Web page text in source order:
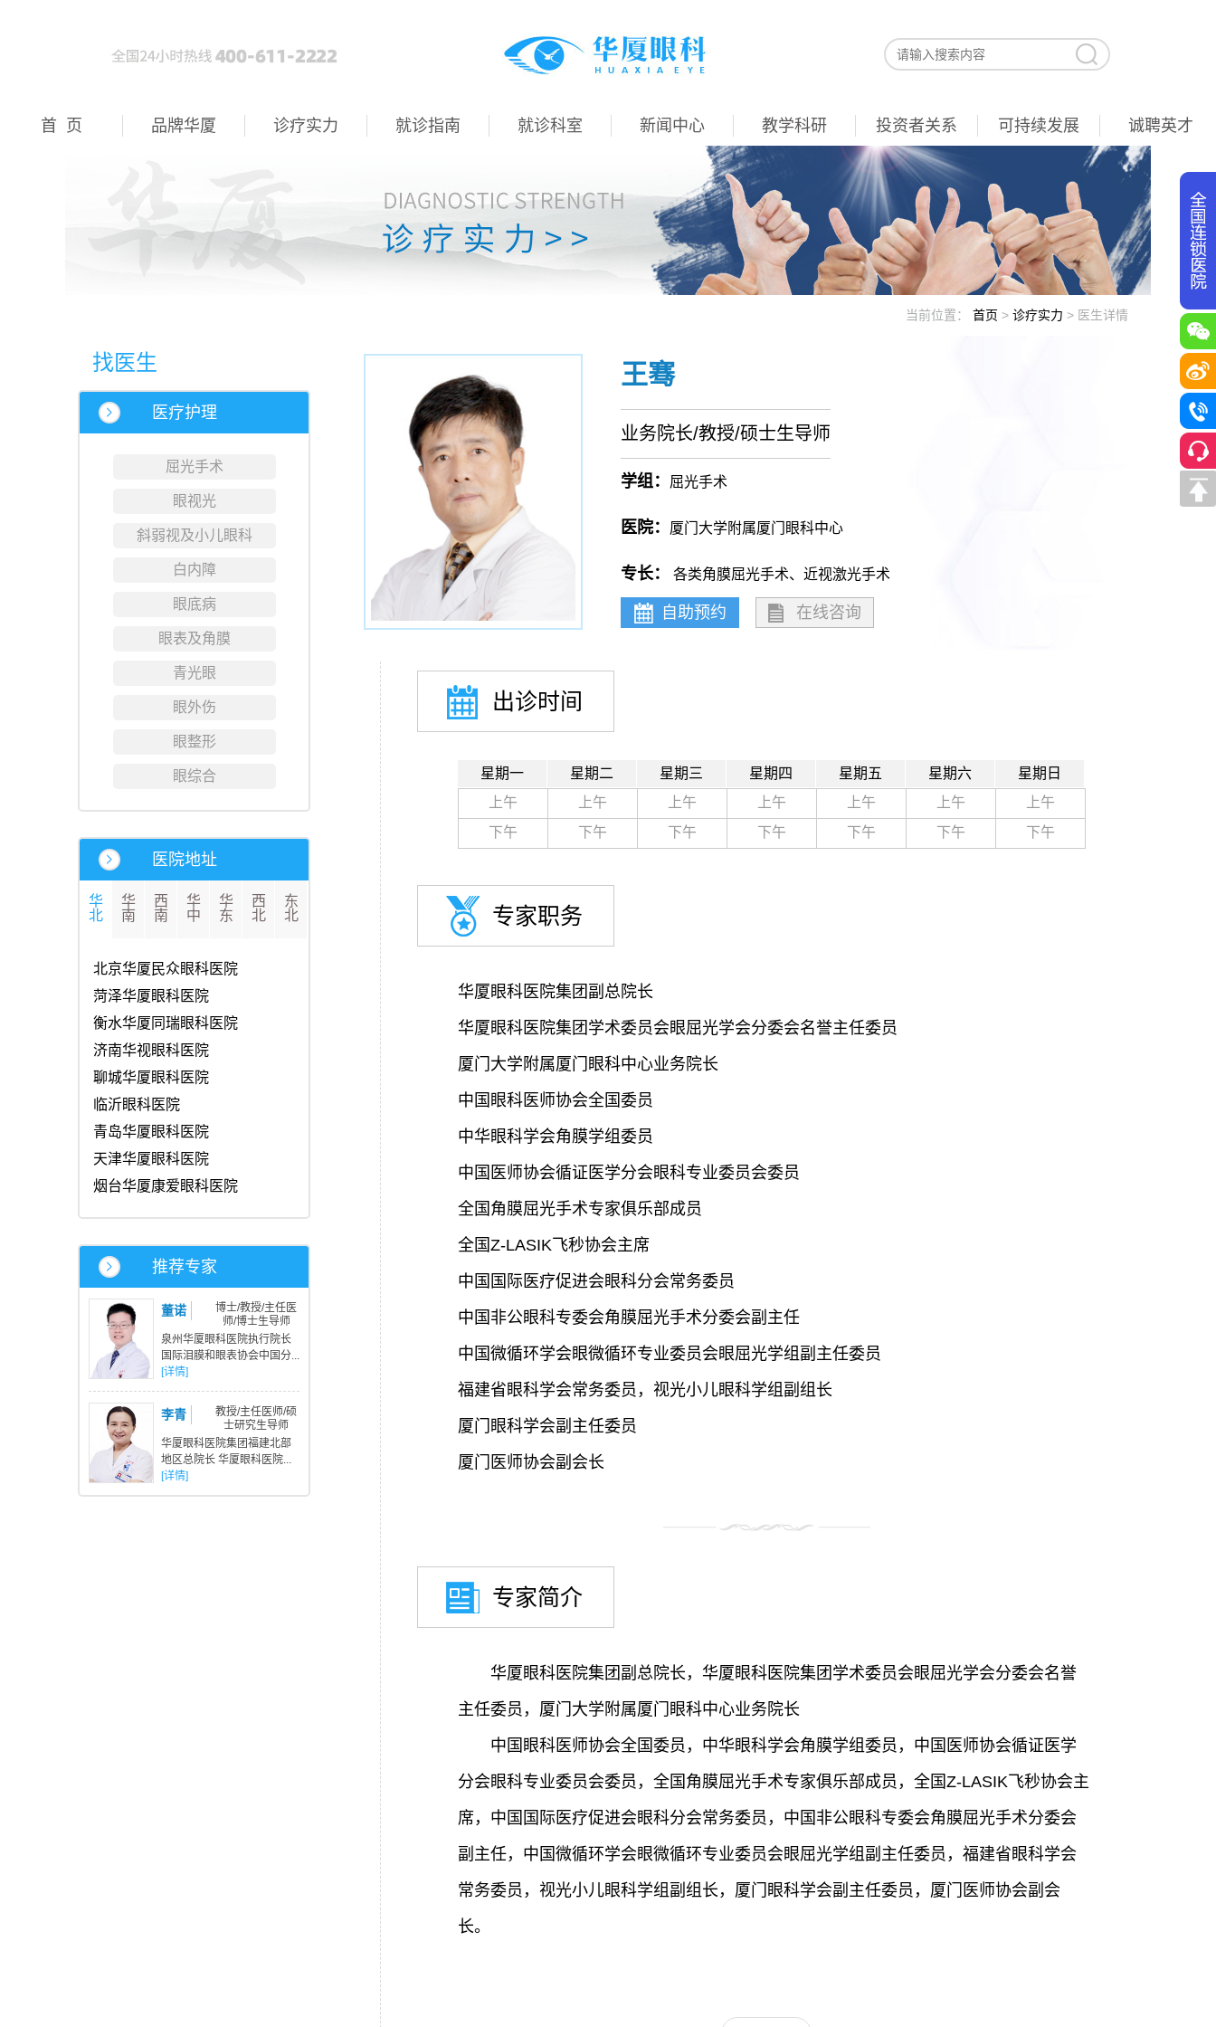
首 页 品牌华厦 诊疗实力 就诊指南 就诊科室 新闻中心 教学科研 投资者关系 可持续发展 诚聘英才
当前位置： 首页 > 诊疗实力 > 医生详情
王骞
业务院长/教授/硕士生导师
学组： 屈光手术
医院： 厦门大学附属厦门眼科中心
专长： 各类角膜屈光手术、近视激光手术
自助预约 在线咨询
出诊时间
星期一 星期二 星期三 星期四 星期五 星期六
星期日
上午
上午 上午 上午 上午 上午
上午
下午
下午 下午 下午 下午 下午 下午
专家职务
华厦眼科医院集团副总院长
华厦眼科医院集团学术委员会眼屈光学会分委会名誉主任委员
厦门大学附属厦门眼科中心业务院长
中国眼科医师协会全国委员
中华眼科学会角膜学组委员
中国医师协会循证医学分会眼科专业委员会委员
全国角膜屈光手术专家俱乐部成员
全国Z-LASIK飞秒协会主席
中国国际医疗促进会眼科分会常务委员
中国非公眼科专委会角膜屈光手术分委会副主任
中国微循环学会眼微循环专业委员会眼屈光学组副主任委员
福建省眼科学会常务委员，视光小儿眼科学组副组长
厦门眼科学会副主任委员
厦门医师协会副会长
专家简介
华厦眼科医院集团副总院长，华厦眼科医院集团学术委员会眼屈光学会分委会名誉
主任委员，厦门大学附属厦门眼科中心业务院长
中国眼科医师协会全国委员，中华眼科学会角膜学组委员，中国医师协会循证医学
分会眼科专业委员会委员，全国角膜屈光手术专家俱乐部成员，全国Z-LASIK飞秒协会主
席，中国国际医疗促进会眼科分会常务委员，中国非公眼科专委会角膜屈光手术分委会
副主任，中国微循环学会眼微循环专业委员会眼屈光学组副主任委员，福建省眼科学会
常务委员，视光小儿眼科学组副组长，厦门眼科学会副主任委员，厦门医师协会副会
长。
找医生
医疗护理
屈光手术
眼视光
斜弱视及小儿眼科
白内障
眼底病
眼表及角膜
青光眼
眼外伤
眼整形
眼综合
医院地址
华
北
华
南
西
南
华
中
华
东
西
北
东
北
北京华厦民众眼科医院
菏泽华厦眼科医院
衡水华厦同瑞眼科医院
济南华视眼科医院
聊城华厦眼科医院
临沂眼科医院
青岛华厦眼科医院
天津华厦眼科医院
烟台华厦康爱眼科医院
推荐专家
董诺
博士/教授/主任医
师/博士生导师
泉州华厦眼科医院执行院长
国际泪膜和眼表协会中国分...
[详情]
李青
教授/主任医师/硕
士研究生导师
华厦眼科医院集团福建北部
地区总院长 华厦眼科医院...
[详情]